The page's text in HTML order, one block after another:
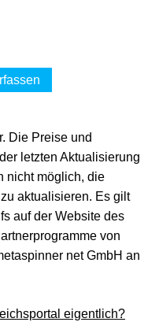
Die Preise und
letzten Aktualisierung
nicht möglich, die
aktualisieren. Es gilt
auf der Website des
von
net GmbH an
eigentlich?